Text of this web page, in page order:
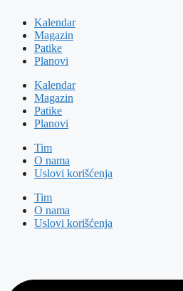
Kalendar
Magazin
Patike
Planovi
Kalendar
Magazin
Patike
Planovi
Tim
O nama
Uslovi korišćenja
Tim
O nama
Uslovi korišćenja